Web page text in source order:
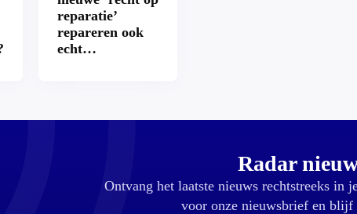
reparatie’
repareren ook
echt
Radar
Ontvang het laatste nieuws rechtstreeks in
voor onze nieuwsbrief en blijf